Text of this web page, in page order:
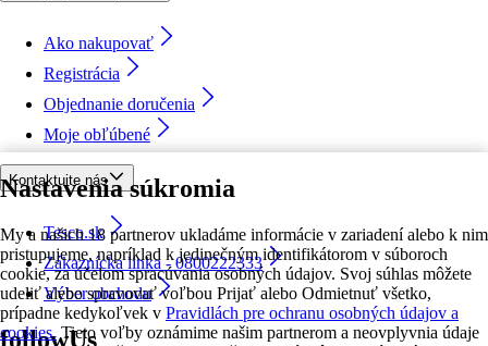
Nastavenia súkromia
My a našich 18 partnerov ukladáme informácie v zariadení alebo k nim
pristupujeme, napríklad k jedinečným identifikátorom v súboroch
cookie, za účelom spracúvania osobných údajov. Svoj súhlas môžete
udeliť alebo spravovať voľbou Prijať alebo Odmietnuť všetko,
prípadne kedykoľvek v Pravidlách pre ochranu osobných údajov a
cookies. Tieto voľby oznámime našim partnerom a neovplyvnia údaje
Ako nakupovať
Registrácia
Objednanie doručenia
Moje obľúbené
Kontaktujte nás
Tesco.sk
Zákaznícka linka - 0800222333
Výber obchodu
followUs